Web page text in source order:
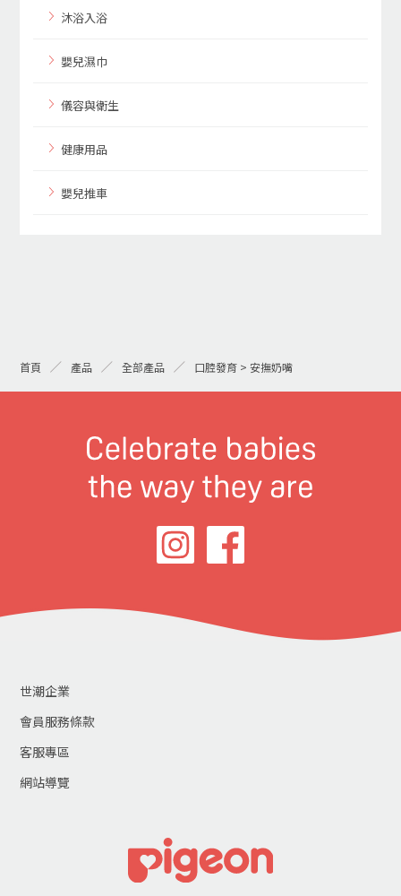
沐浴入浴
嬰兒濕巾
儀容與衛生
健康用品
嬰兒推車
首頁 產品 全部產品 口腔發育 > 安撫奶嘴
世潮企業
會員服務條款
客服專區
網站導覽